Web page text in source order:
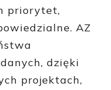
priorytet,
AZ
dzięki
projektach,